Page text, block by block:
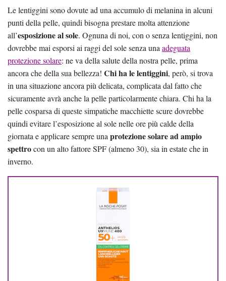
Le lentiggini sono dovute ad una accumulo di melanina in alcuni
punti della pelle, quindi bisogna prestare molta attenzione
all’esposizione al sole. Ognuna di noi, con o senza lentiggini, non
dovrebbe mai esporsi ai raggi del sole senza unaadeguata
protezione solare: ne va della salute della nostra pelle, prima
ancora che della sua bellezza! Chi ha le lentiggini, però, si trova
in una situazione ancora più delicata, complicata dal fatto che
sicuramente avrà anche la pelle particolarmente chiara. Chi ha la
pelle cosparsa di queste simpatiche macchiette scure dovrebbe
quindi evitare l’esposizione al sole nelle ore più calde della
giornata e applicare sempre unaprotezione solare ad ampio
spettrocon un alto fattore SPF (almeno 30), sia in estate che in
inverno.